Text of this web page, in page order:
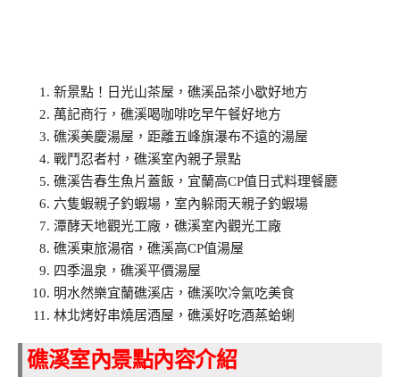
新景點！日光山茶屋，礁溪品茶小歇好地方
萬記商行，礁溪喝咖啡吃早午餐好地方
礁溪美慶湯屋，距離五峰旗瀑布不遠的湯屋
戰鬥忍者村，礁溪室內親子景點
礁溪告春生魚片蓋飯，宜蘭高CP值日式料理餐廳
六隻蝦親子釣蝦場，室內躲雨天親子釣蝦場
潭酵天地觀光工廠，礁溪室內觀光工廠
礁溪東旅湯宿，礁溪高CP值湯屋
四季溫泉，礁溪平價湯屋
明水然樂宜蘭礁溪店，礁溪吹冷氣吃美食
林北烤好串燒居酒屋，礁溪好吃酒蒸蛤蜊
礁溪室內景點內容介紹